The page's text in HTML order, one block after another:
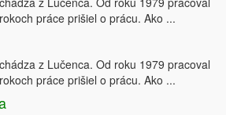
práce prišiel o prácu. Ako ...
z Lučenca. Od roku 1979 pracoval
práce prišiel o prácu. Ako ...